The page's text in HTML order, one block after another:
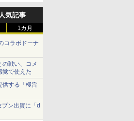
気記事
1カ月
コラボドーナ
戦い、コメ
で使えた
供する「極旨
ン出資に「d